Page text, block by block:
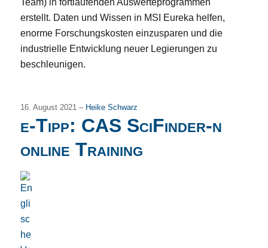
erstellt. Daten und Wissen in MSI Eureka helfen,
enorme Forschungskosten einzusparen und die
industrielle Entwicklung neuer Legierungen zu
beschleunigen.
16. August 2021 – Heike Schwarz
e-Tipp: CAS SciFinder-n
online Training